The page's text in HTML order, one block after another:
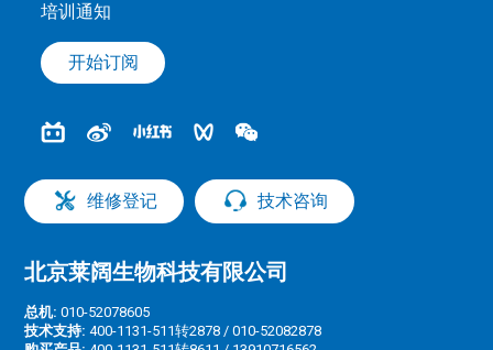
培训通知
开始订阅
维修登记 技术咨询
北京莱阔生物科技有限公司
总机: 010-52078605
技术支持: 400-1131-511转2878 / 010-52082878